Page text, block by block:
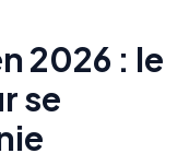
2026 : le
se